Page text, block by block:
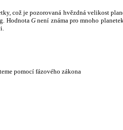
což je pozorovaná hvězdná velikost
HodnotaG není známa pro mnoho
pomocí fázového zákona